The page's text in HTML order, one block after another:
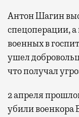
Антон Шагин
спецоперации, а
военных в
ушел
что получал
2 апреля
убили военкора